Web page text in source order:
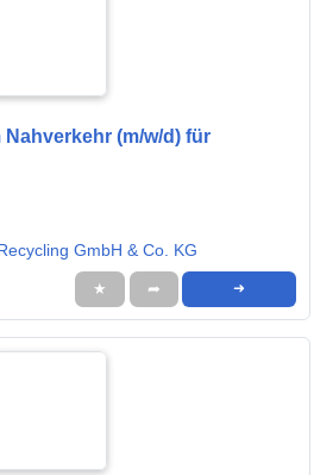
(m/w/d) für
GmbH & Co. KG
★ ➦ ➜